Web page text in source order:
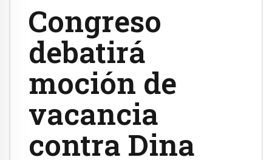
Congreso
debatirá
moción de
vacancia
contra Dina